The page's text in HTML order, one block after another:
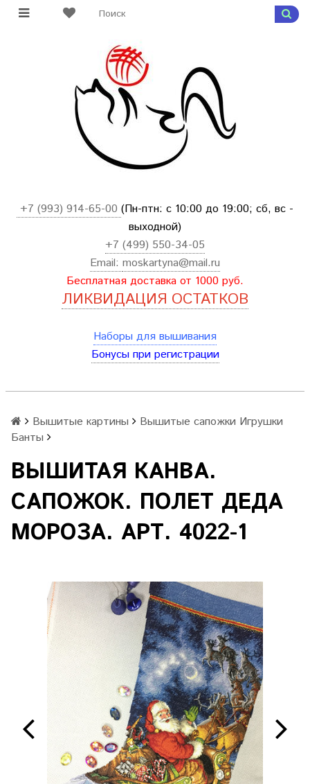
+7 (993) 914-65-00 (Пн-птн: с 10:00 до 19:00; сб, вс -
выходной)
+7 (499) 550-34-05
Email: moskartyna@mail.ru
Бесплатная доставка от 1000 руб.
ЛИКВИДАЦИЯ ОСТАТКОВ
Наборы для вышивания
Бонусы при регистрации
Вышитые картины
Вышитые сапожки Игрушки
Банты
ВЫШИТАЯ КАНВА.
САПОЖОК. ПОЛЕТ ДЕДА
МОРОЗА. АРТ. 4022-1